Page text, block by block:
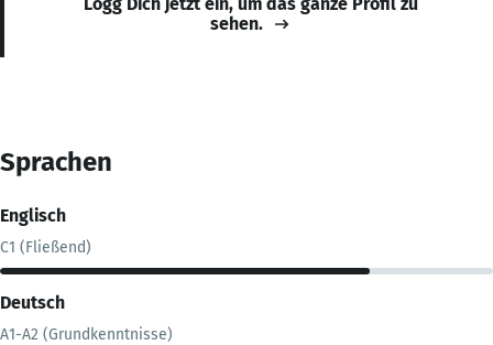
sehen.
Sprachen
Englisch
C1 (Fließend)
Deutsch
A1-A2 (Grundkenntnisse)